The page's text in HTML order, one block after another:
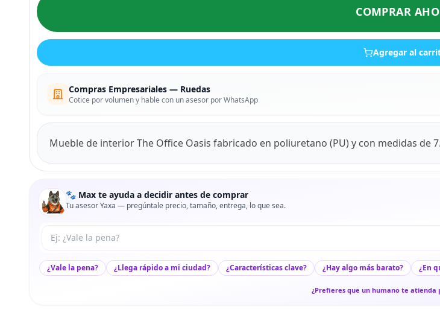
COMPRAR
Agregar al
Compras Empresariales — Ruedas
Cotice por volumen y hable con un asesor por WhatsApp
Mueble de interior The Office Oasis fabricado en poliuretano (PU) y con medidas de
🐾 Max te ayuda a decidir antes de comprar
Tu asesor Yaxa — pregúntale precio, tamaño, entrega, lo que sea.
Tu pregunta a Max
¿Vale la pena? ¿Llega rápido a mi ciudad? ¿Características clave? ¿Hay algo más barato? ¿En
¿Prefieres que un humano te atienda